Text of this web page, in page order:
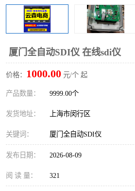
厦门全自动SDI仪 在线sdi仪
价格： 1000.00 元/个 起
产品数量： 9999.00个
发货地址： 上海市闵行区
关键词： 厦门全自动SDI仪
发布日期： 2026-08-09
阅 读 量： 321